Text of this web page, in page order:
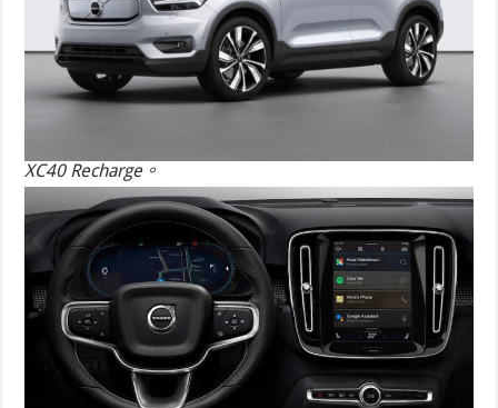
XC40 Recharge。